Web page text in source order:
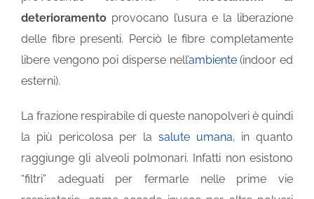
deterioramento provocano l’usura e la liberazione
delle fibre presenti. Perciò le fibre completamente
libere vengono poi disperse nell’ambiente(indoor ed
esterni).
La frazione respirabile di queste nanopolveri è quindi
la più pericolosa per la salute umana, in quanto
raggiunge gli alveoli polmonari. Infatti non esistono
“filtri” adeguati per fermarle nelle prime vie